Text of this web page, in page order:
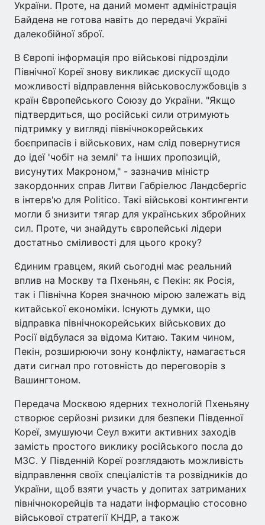
України. Проте, на даний момент адміністрація
Байдена не готова навіть до передачі Україні
далекобійної зброї.
В Європі інформація про військові підрозділи
Північної Кореї знову викликає дискусії щодо
можливості відправлення військовослужбовців з
країн Європейського Союзу до України. "Якщо
підтвердиться, що російські сили отримують
підтримку у вигляді північнокорейських
боєприпасів і військових, нам слід повернутися
до ідеї 'чобіт на землі' та інших пропозицій,
висунутих Макроном," - зазначив міністр
закордонних справ Литви Габріелюс Ландсбергіс
в інтерв'ю для Politico. Такі військові контингенти
могли б знизити тягар для українських збройних
сил. Проте, чи знайдуть європейські лідери
достатньо сміливості для цього кроку?
Єдиним гравцем, який сьогодні має реальний
вплив на Москву та Пхеньян, є Пекін: як Росія,
так і Північна Корея значною мірою залежать від
китайської економіки. Існують думки, що
відправка північнокорейських військових до
Росії відбулася за відома Китаю. Таким чином,
Пекін, розширюючи зону конфлікту, намагається
дати сигнал про готовність до переговорів з
Вашингтоном.
Передача Москвою ядерних технологій Пхеньяну
створює серйозні ризики для безпеки Південної
Кореї, змушуючи Сеул вжити активних заходів
замість простого виклику російського посла до
МЗС. У Південній Кореї розглядають можливість
відправлення своїх спеціалістів та розвідників до
України, щоб взяти участь у допитах затриманих
північнокорейців та надати інформацію стосовно
військової стратегії КНДР, а також